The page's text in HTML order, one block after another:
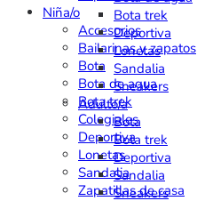
Niña/o
Accesorios
Bailarinas y zapatos
Bota
Bota de agua
Bota trek
Colegiales
Deportiva
Lonetas
Sandalia
Zapatillas de casa
Bota trek
Deportiva
Lonetas
Sandalia
Sneakers
Adulto/a
Bota
Bota trek
Deportiva
Sandalia
Sneakers